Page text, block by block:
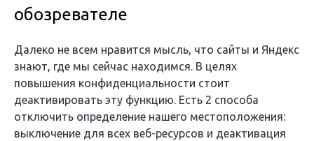
обозревателе
Далеко не всем нравится мысль, что сайты и Яндекс
знают, где мы сейчас находимся. В целях
повышения конфиденциальности стоит
деактивировать эту функцию. Есть 2 способа
отключить определение нашего местоположения:
выключение для всех веб-ресурсов и деактивация